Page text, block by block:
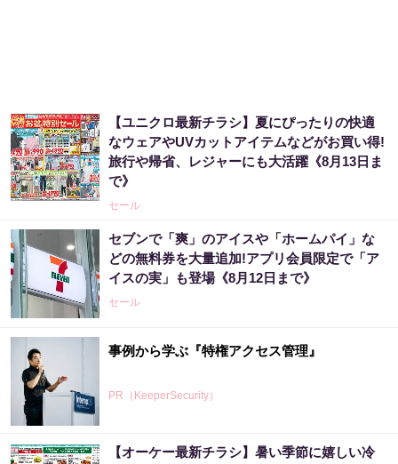
【ユニクロ最新チラシ】夏にぴったりの快適
なウェアやUVカットアイテムなどがお買い得!
旅行や帰省、レジャーにも大活躍《8月13日ま
で》
セール
セブンで「爽」のアイスや「ホームパイ」な
どの無料券を大量追加!アプリ会員限定で「ア
イスの実」も登場《8月12日まで》
セール
事例から学ぶ『特権アクセス管理』
PR（KeeperSecurity）
アマゾンで大人気！血圧対策はコーヒーに足
【オーケー最新チラシ】暑い季節に嬉しい冷